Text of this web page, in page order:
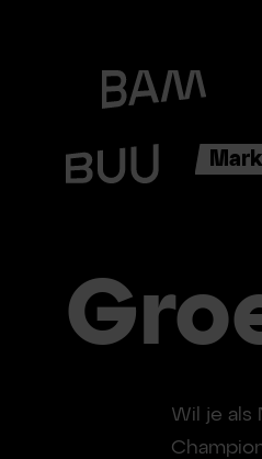
Wil je als